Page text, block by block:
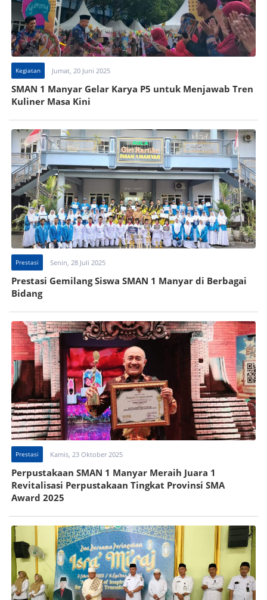
Kegiatan Jumat, 20 Juni 2025
SMAN 1 Manyar Gelar Karya P5 untuk Menjawab Tren
Kuliner Masa Kini
Prestasi Senin, 28 Juli 2025
Prestasi Gemilang Siswa SMAN 1 Manyar di Berbagai
Bidang
Prestasi Kamis, 23 Oktober 2025
Perpustakaan SMAN 1 Manyar Meraih Juara 1
Revitalisasi Perpustakaan Tingkat Provinsi SMA
Award 2025